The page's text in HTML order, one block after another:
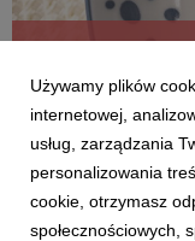
Używamy plików
internetowej,
usług, zarządzania
personalizowania
cookie, otrzymasz
społecznościowych,